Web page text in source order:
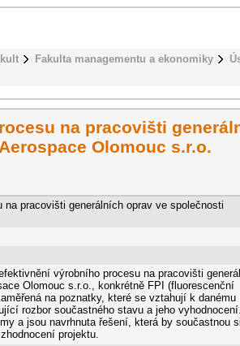
Fakulta managementu a ekonomiky
na pracovišti
Olomouc s.r.o.
pracovišti generálních oprav ve společnosti
výrobního procesu na pracovišti
Olomouc s.r.o., konkrétně FPI (fluorescenční
na poznatky, které se vztahují k danému
rozbor součastného stavu a jeho vyhodnocení.
a jsou navrhnuta řešení, která by součastnou
projektu.